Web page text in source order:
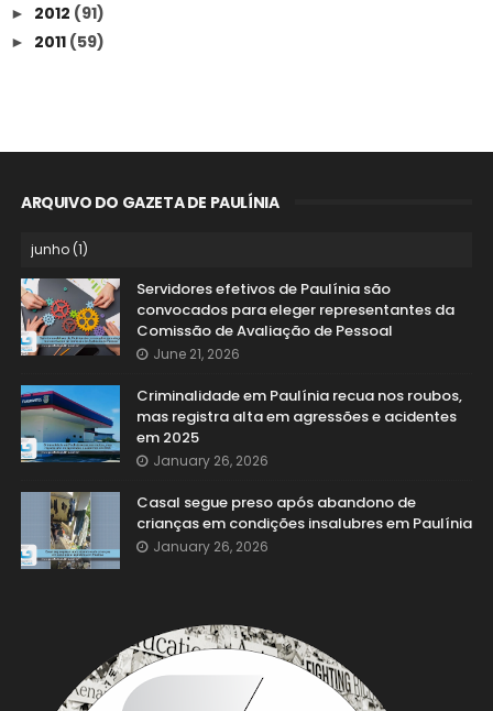
► 2012 (91)
► 2011 (59)
ARQUIVO DO GAZETA DE PAULÍNIA
Servidores efetivos de Paulínia são
convocados para eleger representantes da
Comissão de Avaliação de Pessoal
June 21, 2026
Criminalidade em Paulínia recua nos roubos,
mas registra alta em agressões e acidentes
em 2025
January 26, 2026
Casal segue preso após abandono de
crianças em condições insalubres em Paulínia
January 26, 2026